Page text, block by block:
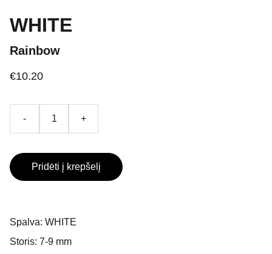
WHITE
Rainbow
€10.20
- +
Pridėti į krepšelį
Spalva: WHITE
Storis: 7-9 mm